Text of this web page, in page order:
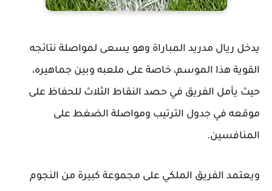
يدخل ريال مدريد المباراة وهو يسعى لمواصلة نتائجه
القوية هذا الموسم، خاصة على ملعبه وبين جماهيره،
حيث يأمل الفريق في حصد النقاط الثلاث للحفاظ على
موقعه في جدول الترتيب ومواصلة الضغط على
المنافسين.
ويعتمد الفريق الملكي على مجموعة كبيرة من النجوم